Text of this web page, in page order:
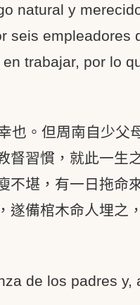
natural y
seis empleadores
trabajar, por lo
。但周南自少父
習慣，就此一生
不堪，有一日拖命
遂備棺木命人埋之
de los padres